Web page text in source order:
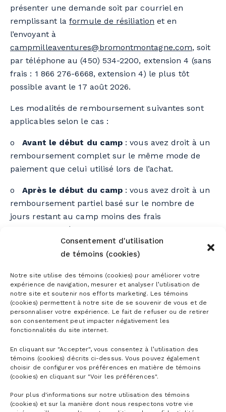
Consentement d'utilisation
de témoins (cookies)
Notre site utilise des témoins (cookies) pour améliorer votre
expérience de navigation, mesurer et analyser l’utilisation de
notre site et soutenir nos efforts marketing. Les témoins
(cookies) permettent à notre site de se souvenir de vous et de
personnaliser votre expérience. Le fait de refuser ou de retirer
son consentement peut impacter négativement les
fonctionnalités du site internet.
En cliquant sur "Accepter", vous consentez à l’utilisation des
témoins (cookies) décrits ci-dessus. Vous pouvez également
choisir de configurer vos préférences en matière de témoins
(cookies) en cliquant sur "Voir les préférences".
Pour plus d'informations sur notre utilisation des témoins
(cookies) et sur la manière dont nous respectons votre vie
présenter une demande soit par courriel en
remplissant laformule de résiliation et en
l’envoyant à
campmilleaventures@bromontmontagne.com, soit
par téléphone au (450) 534-2200, extension 4 (sans
frais : 1 866 276-6668, extension 4) le plus tôt
possible avant le 17 août 2026.
Les modalités de remboursement suivantes sont
applicables selon le cas :
oAvant le début du camp : vous avez droit à un
remboursement complet sur le même mode de
paiement que celui utilisé lors de l’achat.
oAprès le début du camp : vous avez droit à un
remboursement partiel basé sur le nombre de
jours restant au camp moins des frais
administratifs équivalent au plus petit des
montants suivants : 50,00 $ + taxes ou 10 % du
coût des services non-reçus, et ce, sur le même
En cas d’absence de l’enfant, pour quelque raison
que ce soit, la journée concernée est considérée
comme utilisée et ne peut être remboursée.